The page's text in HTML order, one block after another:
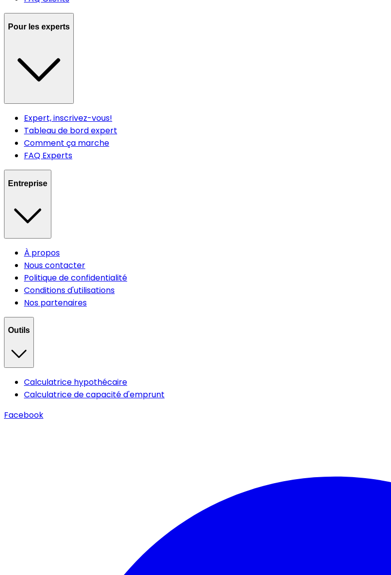
Pour les experts
Expert, inscrivez-vous!
Tableau de bord expert
Comment ça marche
FAQ Experts
Entreprise
À propos
Nous contacter
Politique de confidentialité
Conditions d'utilisations
Nos partenaires
Outils
Calculatrice hypothécaire
Calculatrice de capacité d'emprunt
Facebook